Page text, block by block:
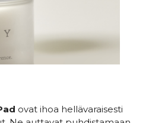
ovat ihoa hellävaraisesti